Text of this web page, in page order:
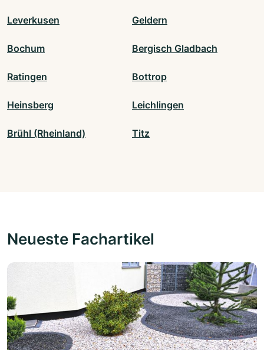
Leverkusen Geldern
Bochum Bergisch Gladbach
Ratingen Bottrop
Heinsberg Leichlingen
Brühl (Rheinland) Titz
Neueste Fachartikel